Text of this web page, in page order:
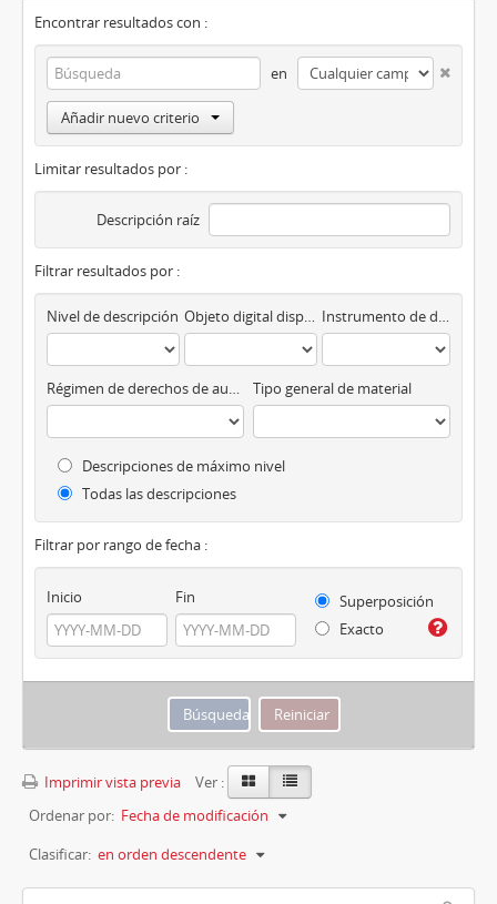
Encontrar resultados con :
en
Añadir nuevo criterio
Limitar resultados por :
Descripción raíz
Filtrar resultados por :
Nivel de descripción Objeto digital disponibles Instrumento de descripción
Régimen de derechos de autor Tipo general de material
Descripciones de máximo nivel
Todas las descripciones
Filtrar por rango de fecha :
Inicio Fin
Superposición
Exacto
Imprimir vista previa
Ver :
Ordenar por: Fecha de modificación
Clasificar: en orden descendente